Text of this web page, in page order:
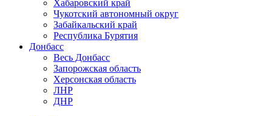
Хабаровский край
Чукотский автономный округ
Забайкальский край
Республика Бурятия
Донбасс
Весь Донбасс
Запорожская область
Херсонская область
ЛНР
ДНР